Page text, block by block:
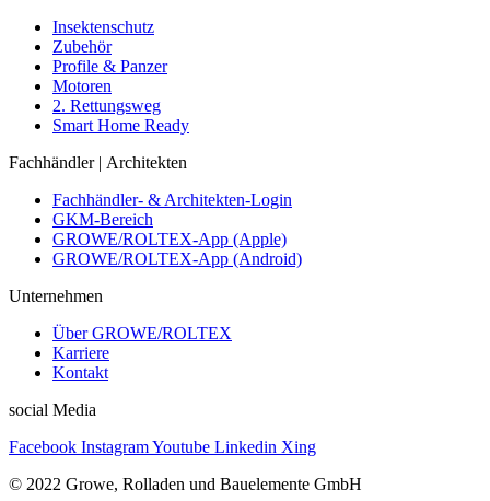
Insektenschutz
Zubehör
Profile & Panzer
Motoren
2. Rettungsweg
Smart Home Ready
Fachhändler | Architekten
Fachhändler- & Architekten-Login
GKM-Bereich
GROWE/ROLTEX-App (Apple)
GROWE/ROLTEX-App (Android)
Unternehmen
Über GROWE/ROLTEX
Karriere
Kontakt
social Media
Facebook InstagramYoutube Linkedin Xing
© 2022 Growe, Rolladen und Bauelemente GmbH